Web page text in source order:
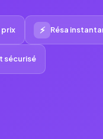
prix ⚡ Résa
sécurisé